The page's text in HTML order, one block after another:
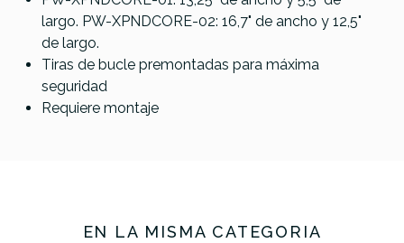
largo. PW-XPNDCORE-02: 16,7" de ancho y 12,5"
de largo.
Tiras de bucle premontadas para máxima
seguridad
Requiere montaje
Universal
Remote
Daddario
Boss BCK-12
Cable Kit
Patch Pedales
77,00 €
EN LA MISMA CATEGORÍA